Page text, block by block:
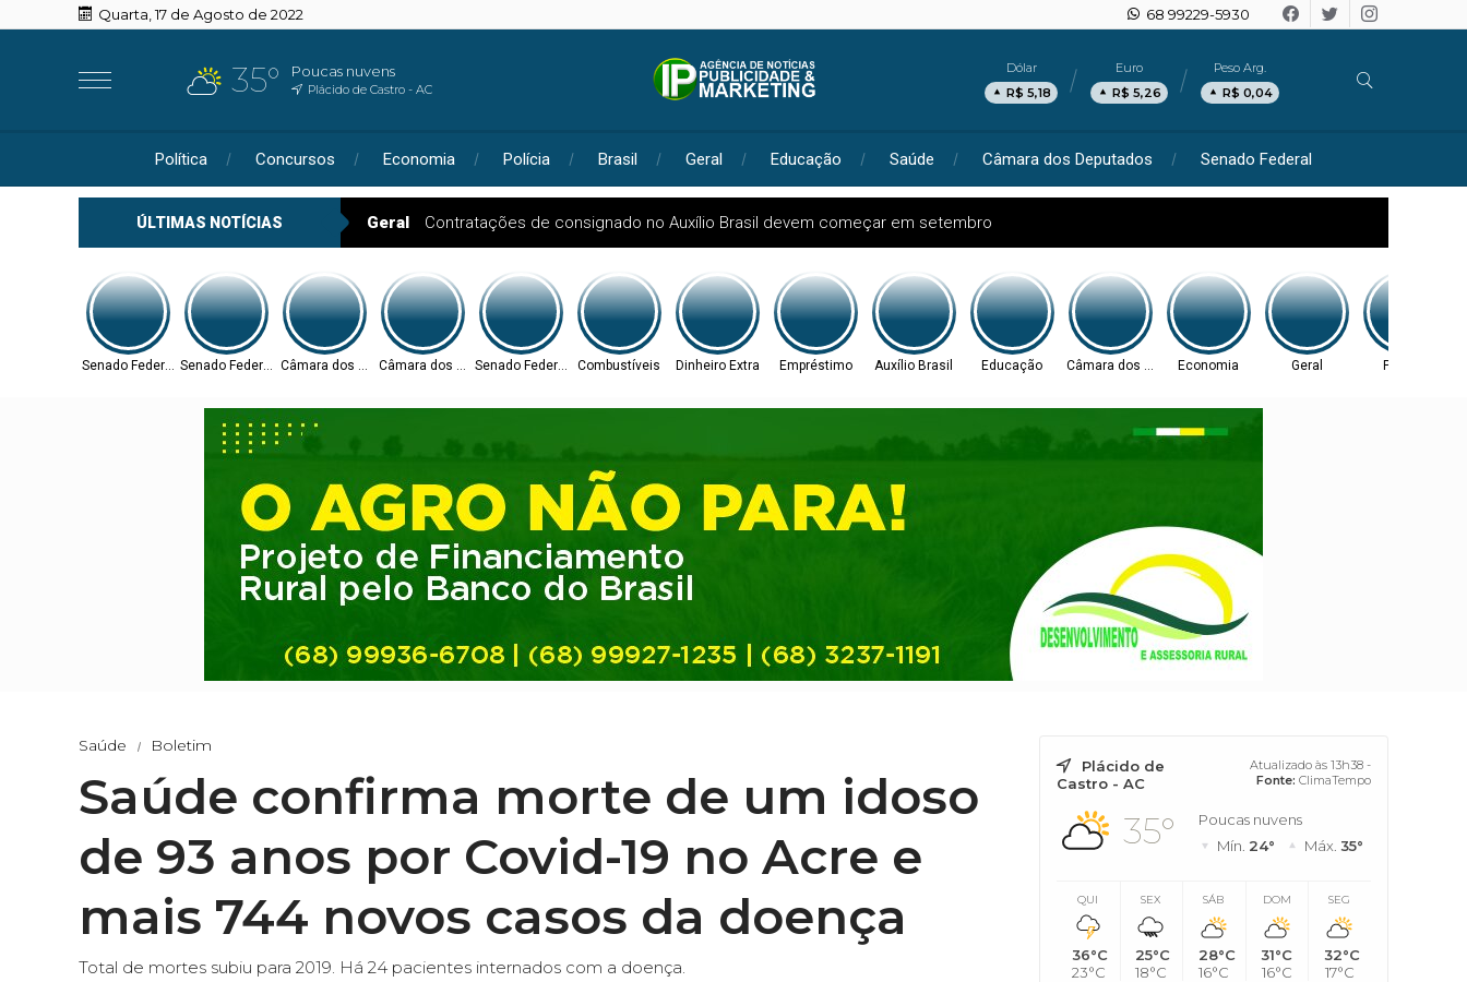
Quarta, 17 de Agosto de 2022 68 99229-5930
35° Poucas nuvens
Plácido de Castro - AC
Dólar
R$ 5,18
Euro
R$ 5,26
Peso Arg.
R$ 0,04
Política Concursos Economia Polícia Brasil Geral Educação Saúde Câmara dos Deputados Senado Federal
ÚLTIMAS NOTÍCIAS Geral Contratações de consignado no Auxílio Brasil devem começar em setembro
Senado Federal Senado Federal Câmara dos DeputadosCâmara dos DeputadosSenado Federal Combustíveis Dinheiro Extra Empréstimo Auxílio Brasil Educação Câmara dos DeputadosEconomia Geral Política
Saúde Boletim
Saúde confirma morte de um idoso
de 93 anos por Covid-19 no Acre e
mais 744 novos casos da doença
Total de mortes subiu para 2019. Há 24 pacientes internados com a doença.
Plácido de
Castro - AC
Atualizado às 13h38 -
Fonte: ClimaTempo
35°
Poucas nuvens
Mín. 24° Máx. 35°
QUI
36°C
23°C
SEX
25°C
18°C
SÁB
28°C
16°C
DOM
31°C
16°C
SEG
32°C
17°C